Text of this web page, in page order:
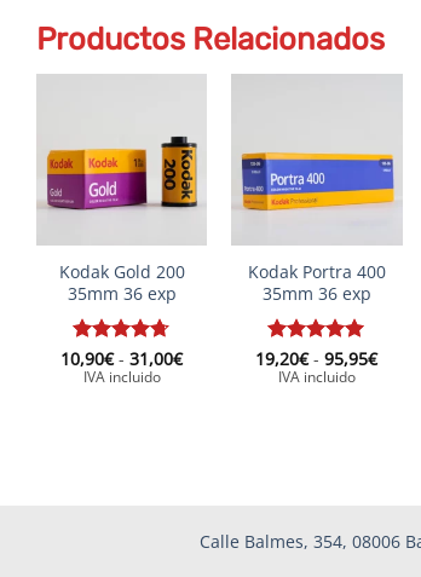
Productos Relacionados
Kodak Gold 200
35mm 36 exp
Valorado
con4.67
10,90€ - 31,00€Rango
IVA incluido
Kodak Portra 400
35mm 36 exp
Valorado
con5de 5
19,20€ - 95,95€Rango
IVA incluido
Calle Balmes, 354, 08006